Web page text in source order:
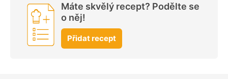
Máte skvělý recept? Podělte se
o něj!
Přidat recept